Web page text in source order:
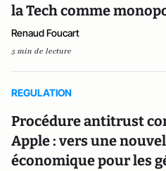
la Tech comme
Renaud Foucart
5 min de lecture
REGULATION
Procédure antitrust
Apple : vers une
économique pour les